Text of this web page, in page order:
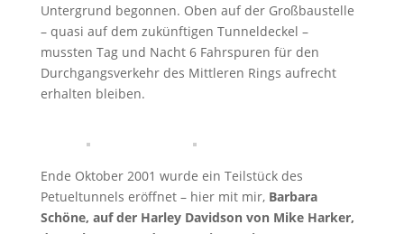
Untergrund begonnen. Oben auf der Großbaustelle
– quasi auf dem zukünftigen Tunneldeckel –
mussten Tag und Nacht 6 Fahrspuren für den
Durchgangsverkehr des Mittleren Rings aufrecht
erhalten bleiben.
Ende Oktober 2001 wurde ein Teilstück des
Petueltunnels eröffnet – hier mit mir, Barbara
Schöne, auf der Harley Davidson von Mike Harker,